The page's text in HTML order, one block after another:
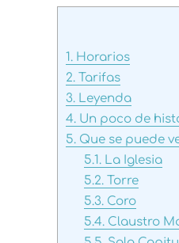
1. Horarios
2. Tarifas
3. Leyenda
4. Un poco de
5. Que se puede
5.1.La Iglesia
5.2.Torre
5.3.Coro
5.4.Claustro